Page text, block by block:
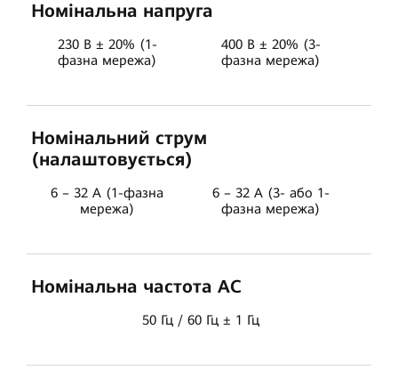
Номінальна напруга
230 В ± 20% (1-
фазна мережа)
400 В ± 20% (3-
фазна мережа)
Номінальний струм
(налаштовується)
6 – 32 А (1-фазна
мережа)
6 – 32 А (3- або 1-
фазна мережа)
Номінальна частота AC
50 Гц / 60 Гц ± 1 Гц